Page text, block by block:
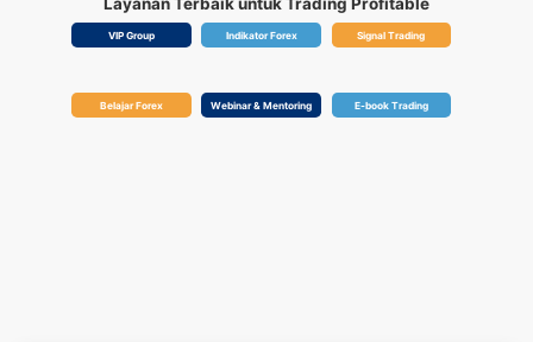
VIP Group Indikator Forex Signal Trading
Belajar Forex Webinar & Mentoring E-book Trading